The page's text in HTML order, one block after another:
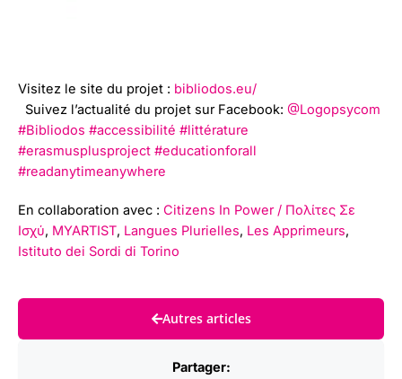
Visitez le site du projet : bibliodos.eu/
Suivez l’actualité du projet sur Facebook: @Logopsycom
#Bibliodos #accessibilité #littérature
#erasmusplusproject #educationforall
#readanytimeanywhere
En collaboration avec : Citizens In Power / Πολίτες Σε
Ισχύ, MYARTIST, Langues Plurielles, Les Apprimeurs,
Istituto dei Sordi di Torino
Autres articles
Partager: